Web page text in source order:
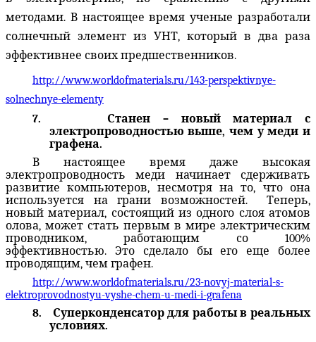
методами. В настоящее время ученые разработали
солнечный элемент из УНТ, который в два раза
эффективнее своих предшественников.
http://www.worldofmaterials.ru/143-perspektivnye-
solnechnye-elementy
7.
Станен – новый материал с
электропроводностью выше, чем у меди и
графена.
В настоящее время даже высокая
электропроводность меди начинает сдерживать
развитие компьютеров, несмотря на то, что она
используется на грани возможностей.
Теперь,
новый материал, состоящий из одного слоя атомов
олова, может стать первым в мире электрическим
проводником, работающим со 100%
эффективностью. Это сделало бы его еще более
проводящим, чем графен.
http://www.worldofmaterials.ru/23-novyj-material-s-
elektroprovodnostyu-vyshe-chem-u-medi-i-grafena
8.
Суперконденсатор для работы в реальных
условиях.